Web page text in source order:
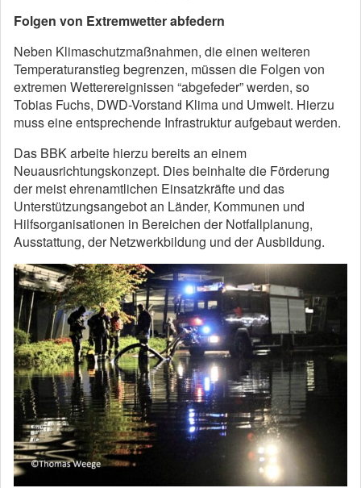
Folgen von Extremwetter abfedern
Neben Klimaschutzmaßnahmen, die einen weiteren
Temperaturanstieg begrenzen, müssen die Folgen von
extremen Wetterereignissen “abgefeder” werden, so
Tobias Fuchs, DWD-Vorstand Klima und Umwelt. Hierzu
muss eine entsprechende Infrastruktur aufgebaut werden.
Das BBK arbeite hierzu bereits an einem
Neuausrichtungskonzept. Dies beinhalte die Förderung
der meist ehrenamtlichen Einsatzkräfte und das
Unterstützungsangebot an Länder, Kommunen und
Hilfsorganisationen in Bereichen der Notfallplanung,
Ausstattung, der Netzwerkbildung und der Ausbildung.